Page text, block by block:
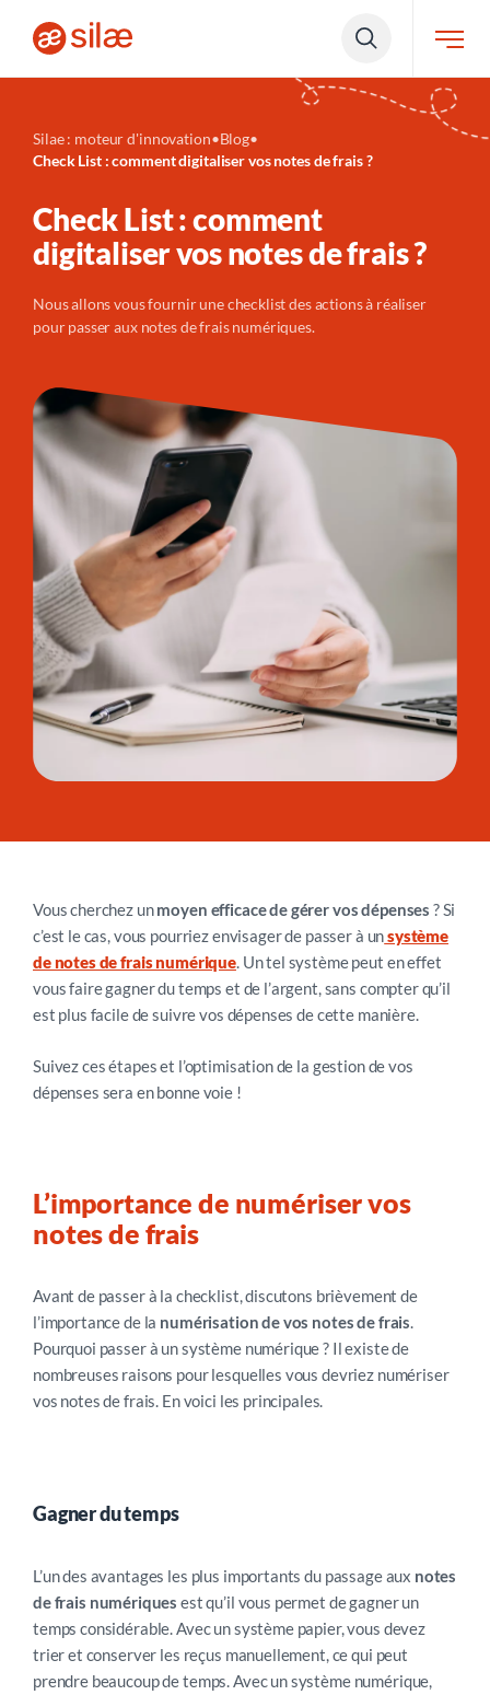
Silae : moteur d'innovation•Blog•
Check List : comment digitaliser vos notes de frais ?
Check List : comment
digitaliser vos notes de frais ?
Nous allons vous fournir une checklist des actions à réaliser
pour passer aux notes de fraisnumériques.
Vous cherchez unmoyen efficace de gérer vos dépenses ? Si
c’est le cas, vous pourriez envisager de passer à unsystème
de notes de frais numérique. Un tel système peut en effet
vous faire gagner du temps et de l’argent, sans compter qu’il
est plus facile de suivre vos dépenses de cette manière.
Suivez ces étapes et l’optimisation de la gestion de vos
dépenses sera en bonne voie !
L’importance de numériser vos
notes de frais
Avant de passer à la checklist, discutons brièvement de
l’importance de la numérisation de vos notes de frais.
Pourquoi passer à un système numérique ? Il existe de
nombreuses raisons pour lesquelles vous devriez numériser
vos notes de frais. En voici les principales.
Gagner du temps
L’un des avantages les plus importants du passage aux notes
de frais numériques est qu’il vous permet de gagner un
temps considérable. Avec un système papier, vous devez
trier et conserver les reçus manuellement, ce qui peut
prendre beaucoup de temps. Avec un système numérique,